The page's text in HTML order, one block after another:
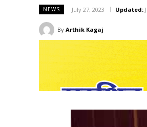
NEWS July 27, 2023 Updated:
By Arthik Kagaj